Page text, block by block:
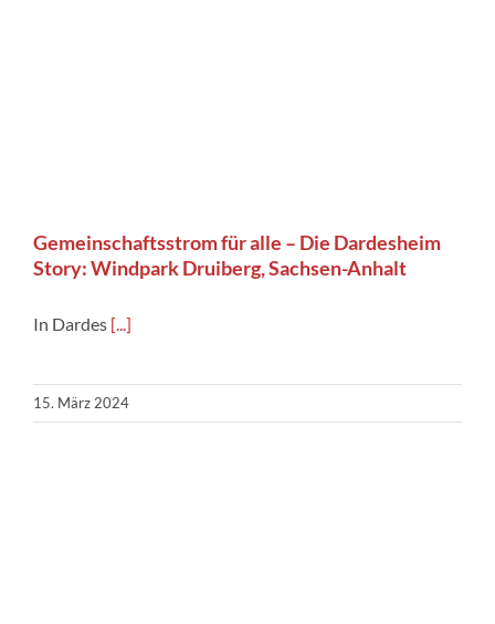
Gemeinschaftsstrom für alle – Die Dardesheim
Story: Windpark Druiberg, Sachsen-Anhalt
In Dardes [...]
15. März 2024